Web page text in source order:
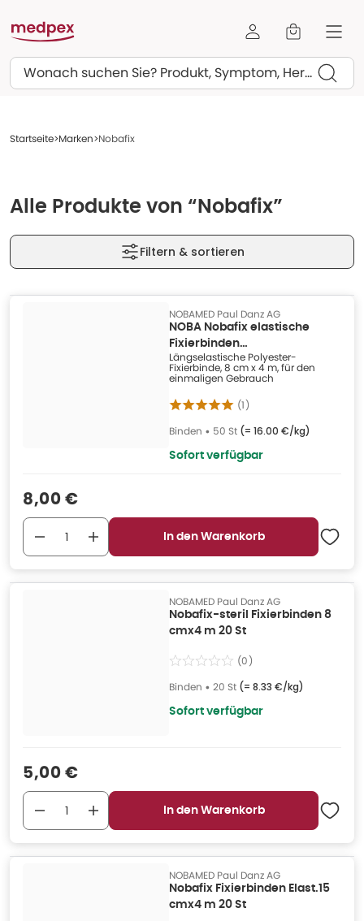
Suchen
Startseite Marken Nobafix
Alle Produkte von “Nobafix”
Filtern & sortieren
NOBAMED Paul Danz AG
NOBA Nobafix elastische
Fixierbinden
Großverbraucherpackung
ohne Folie 50 St
Längselastische Polyester-
Fixierbinde, 8 cm x 4 m, für den
einmaligen Gebrauch
(1)
Binden • 50 St (= 16.00 €/kg)
Sofort verfügbar
Verkaufspreis
8,00 €
In den Warenkorb
NOBAMED Paul Danz AG
Nobafix-steril Fixierbinden 8
cmx4 m 20 St
(0)
Binden • 20 St (= 8.33 €/kg)
Sofort verfügbar
Verkaufspreis
5,00 €
In den Warenkorb
NOBAMED Paul Danz AG
Nobafix Fixierbinden Elast.15
cmx4 m 20 St